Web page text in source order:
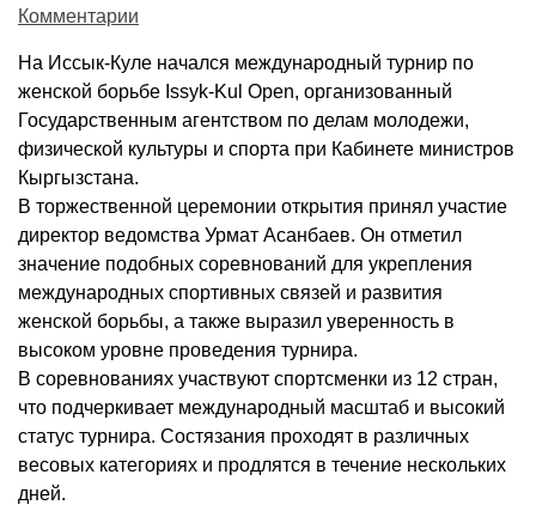
Комментарии
На Иссык-Куле начался международный турнир по
женской борьбе Issyk-Kul Open, организованный
Государственным агентством по делам молодежи,
физической культуры и спорта при Кабинете министров
Кыргызстана.
В торжественной церемонии открытия принял участие
директор ведомства Урмат Асанбаев. Он отметил
значение подобных соревнований для укрепления
международных спортивных связей и развития
женской борьбы, а также выразил уверенность в
высоком уровне проведения турнира.
В соревнованиях участвуют спортсменки из 12 стран,
что подчеркивает международный масштаб и высокий
статус турнира. Состязания проходят в различных
весовых категориях и продлятся в течение нескольких
дней.